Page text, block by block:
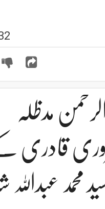
مدظلہ
قادری
عبداللہ